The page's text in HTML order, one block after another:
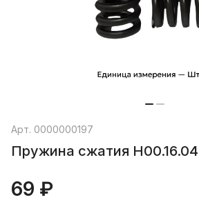
Арт. 0000000197
Пружина сжатия Н00.16.04
69 ₽